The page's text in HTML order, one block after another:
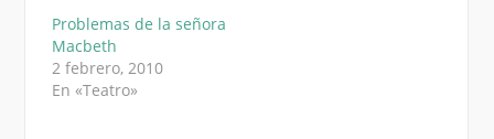
Problemas de la señora
Macbeth
2 febrero, 2010
En «Teatro»